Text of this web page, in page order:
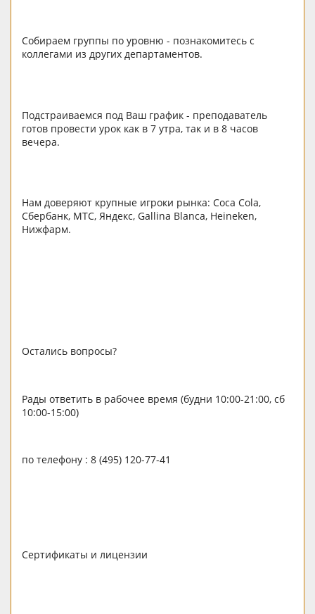
Собираем группы по уровню - познакомитесь с
коллегами из других департаментов.
Подстраиваемся под Ваш график - преподаватель
готов провести урок как в 7 утра, так и в 8 часов
вечера.
Нам доверяют крупные игроки рынка: Coca Cola,
Сбербанк, МТС, Яндекс, Gallina Blanca, Heineken,
Нижфарм.
Остались вопросы?
Рады ответить в рабочее время (будни 10:00-21:00, сб
10:00-15:00)
по телефону : 8 (495) 120-77-41
Сертификаты и лицензии